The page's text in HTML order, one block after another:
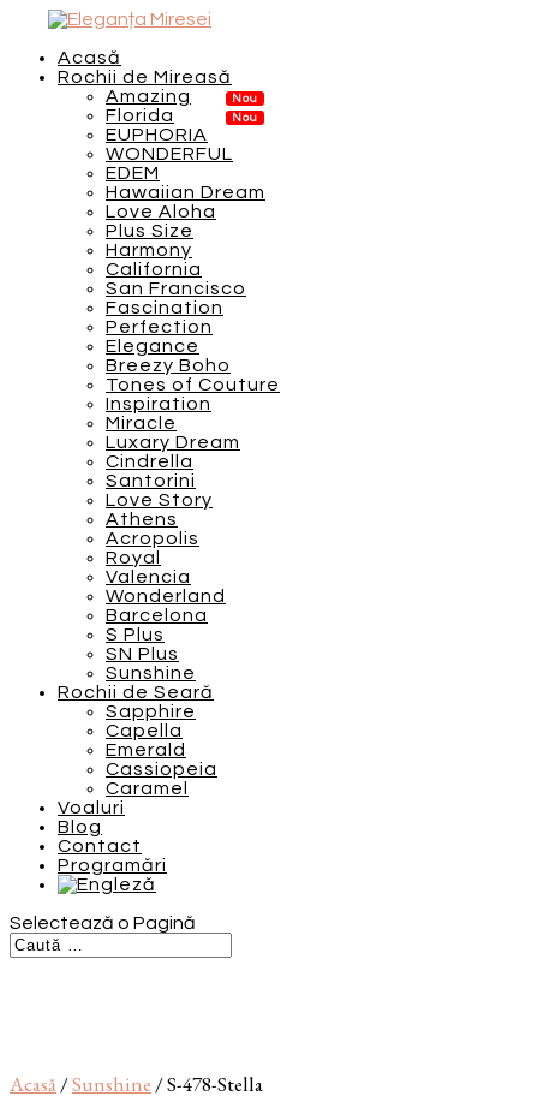
Acasă
Rochii de Mireasă
Amazing
Florida
EUPHORIA
WONDERFUL
EDEM
Hawaiian Dream
Love Aloha
Plus Size
Harmony
California
San Francisco
Fascination
Perfection
Elegance
Breezy Boho
Tones of Couture
Inspiration
Miracle
Luxary Dream
Cindrella
Santorini
Love Story
Athens
Acropolis
Royal
Valencia
Wonderland
Barcelona
S Plus
SN Plus
Sunshine
Rochii de Seară
Sapphire
Capella
Emerald
Cassiopeia
Caramel
Voaluri
Blog
Contact
Programări
Selectează o Pagină
Acasă/Sunshine / S-478-Stella